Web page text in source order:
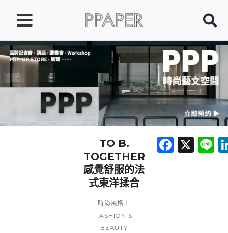
要
內
TO B.
TOGETHER
感覺舒服的法
式東洋揉合
時尚風格｜
FASHION &
BEAUTY
X